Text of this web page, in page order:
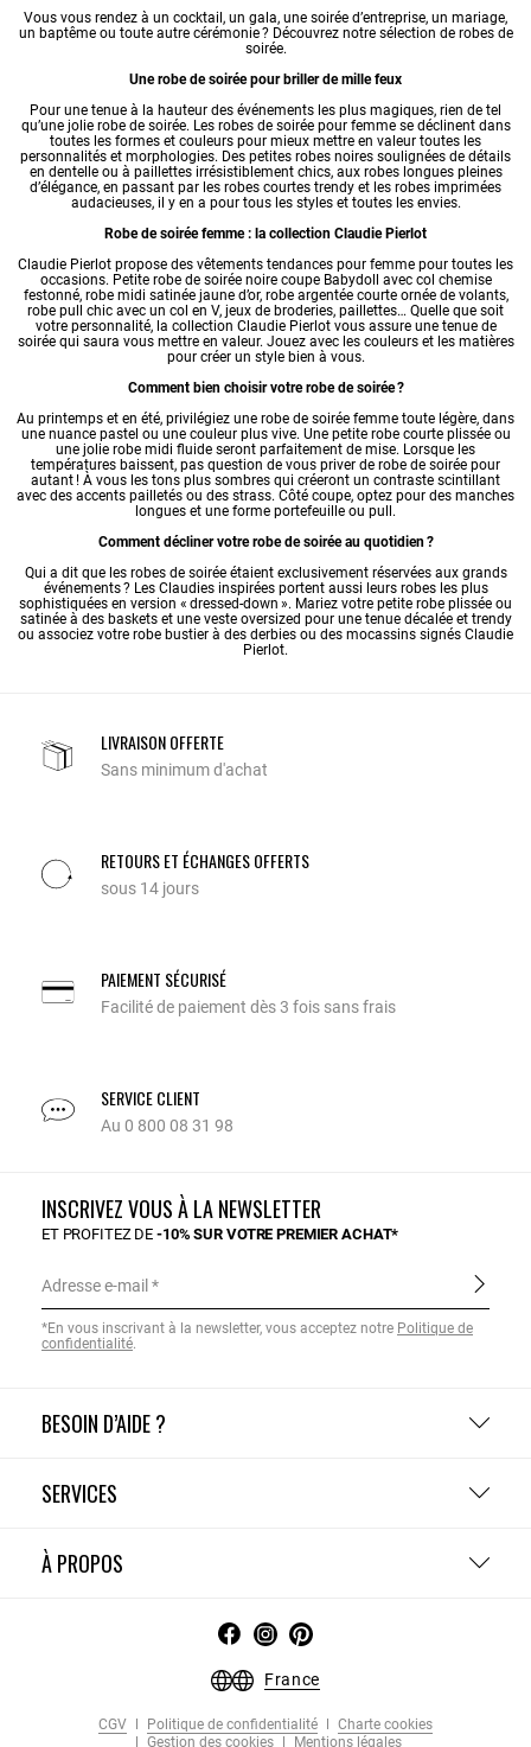
Vous vous rendez à un cocktail, un gala, une soirée d’entreprise, un mariage,
un baptême ou toute autre cérémonie ? Découvrez notre sélection de robes de
soirée.
Une robe de soirée pour briller de mille feux
Pour une tenue à la hauteur des événements les plus magiques, rien de tel
qu’une jolie robe de soirée. Les robesde soirée pour femme se déclinent dans
toutes les formes et couleurs pour mieux mettre en valeur toutes les
personnalités et morphologies. Des petites robes noires soulignées de détails
en dentelle ou à paillettes irrésistiblement chics, aux robes longuespleines
d’élégance, en passant par les robes courtes trendy et les robes imprimées
audacieuses, il y en a pour tous les styles et toutes les envies.
Robe de soirée femme : la collection Claudie Pierlot
Claudie Pierlot propose des vêtements tendances pour femme pour toutes les
occasions. Petite robe de soirée noire coupe Babydoll avec col chemise
festonné, robe midi satinée jaune d’or, robe argentée courte ornée de volants,
robe pull chic avec un col en V, jeux de broderies, paillettes… Quelle que soit
votre personnalité, la collection Claudie Pierlot vous assure une tenue de
soirée qui saura vous mettre en valeur. Jouez avec les couleurs et les matières
pour créer un style bien à vous.
Comment bien choisir votre robe de soirée ?
Au printemps et en été, privilégiez une robe de soirée femme toute légère, dans
une nuance pastel ou une couleur plus vive. Une petite robe courte plissée ou
une jolie robe midi fluide seront parfaitement de mise. Lorsque les
températures baissent, pas question de vous priver de robe de soirée pour
autant ! À vous les tons plus sombres qui créeront un contraste scintillant
avec des accents pailletés ou des strass. Côté coupe, optez pour des manches
longues et une forme portefeuille ou pull.
Comment décliner votre robe de soirée au quotidien ?
Qui a dit que les robes de soirée étaient exclusivement réservées aux grands
événements ? Les Claudies inspirées portent aussi leurs robes les plus
sophistiquées en version « dressed-down ». Mariez votre petite robe plissée ou
satinée à des baskets et une veste oversized pour une tenue décalée et trendy
ou associez votre robe bustier à des derbies ou des mocassins signés Claudie
Pierlot.
LIVRAISON OFFERTE
Sans minimum d'achat
RETOURS ET ÉCHANGES OFFERTS
sous 14 jours
PAIEMENT SÉCURISÉ
Facilité de paiement dès 3 fois sans frais
SERVICE CLIENT
Au 0 800 08 31 98
BESOIN D’AIDE ?
SERVICES
À PROPOS
INSCRIVEZ VOUS À LA NEWSLETTER
ET PROFITEZ DE-10% SUR VOTRE PREMIER ACHAT*
Adresse e-mail
*En vous inscrivant à la newsletter, vous acceptez notre Politique de
confidentialité.
France
CGV Politique de confidentialité
Charte cookies
Gestion des cookies
Mentions légales